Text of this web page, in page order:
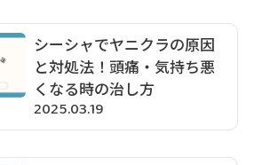
シーシャでヤニクラの原因
と対処法！頭痛・気持ち悪
くなる時の治し方
2025.03.19